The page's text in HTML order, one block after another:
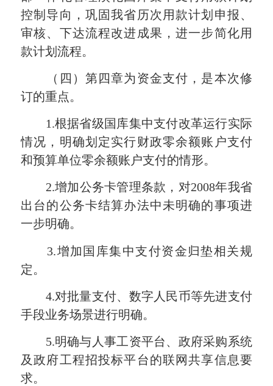
控制导向，巩固我省历次用款计划申报、
审核、下达流程改进成果，进一步简化用
款计划流程。
（四）第四章为资金支付，是本次修
订的重点。
1.根据省级国库集中支付改革运行实际
情况，明确划定实行财政零余额账户支付
和预算单位零余额账户支付的情形。
2.增加公务卡管理条款，对2008年我省
出台的公务卡结算办法中未明确的事项进
一步明确。
3.增加国库集中支付资金归垫相关规
定。
4.对批量支付、数字人民币等先进支付
手段业务场景进行明确。
5.明确与人事工资平台、政府采购系统
及政府工程招投标平台的联网共享信息要
求。